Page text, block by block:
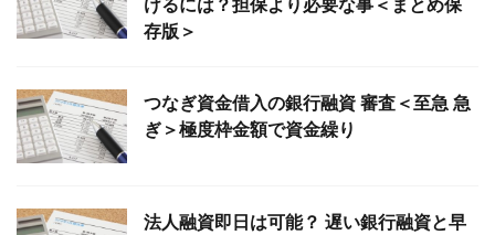
けるには？担保より必要な事＜まとめ保
存版＞
つなぎ資金借入の銀行融資 審査＜至急 急
ぎ＞極度枠金額で資金繰り
法人融資即日は可能？ 遅い銀行融資と早